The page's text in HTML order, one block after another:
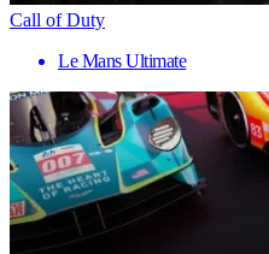
Call of Duty
Le Mans Ultimate